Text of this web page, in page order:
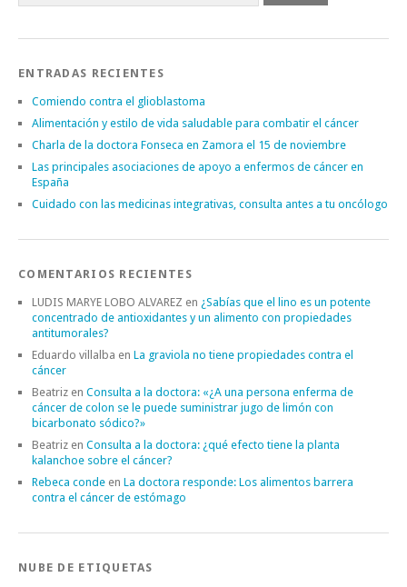
ENTRADAS RECIENTES
Comiendo contra el glioblastoma
Alimentación y estilo de vida saludable para combatir el cáncer
Charla de la doctora Fonseca en Zamora el 15 de noviembre
Las principales asociaciones de apoyo a enfermos de cáncer en
España
Cuidado con las medicinas integrativas, consulta antes a tu oncólogo
COMENTARIOS RECIENTES
LUDIS MARYE LOBO ALVAREZ en ¿Sabías que el lino es un potente
concentrado de antioxidantes y un alimento con propiedades
antitumorales?
Eduardo villalba en La graviola no tiene propiedades contra el
cáncer
Beatriz en Consulta a la doctora: «¿A una persona enferma de
cáncer de colon se le puede suministrar jugo de limón con
bicarbonato sódico?»
Beatriz en Consulta a la doctora: ¿qué efecto tiene la planta
kalanchoe sobre el cáncer?
Rebeca conde en La doctora responde: Los alimentos barrera
contra el cáncer de estómago
NUBE DE ETIQUETAS